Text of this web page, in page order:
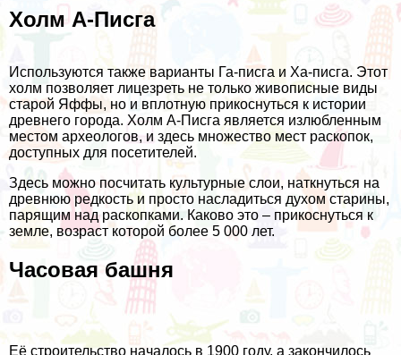
Холм А-Писга
Используются также варианты Га-писга и Ха-писга. Этот
холм позволяет лицезреть не только живописные виды
старой Яффы, но и вплотную прикоснуться к истории
древнего города. Холм А-Писга является излюбленным
местом археологов, и здесь множество мест раскопок,
доступных для посетителей.
Здесь можно посчитать культурные слои, наткнуться на
древнюю редкость и просто насладиться духом старины,
парящим над раскопками. Каково это – прикоснуться к
земле, возраст которой более 5 000 лет.
Часовая башня
Её строительство началось в 1900 году, а закончилось